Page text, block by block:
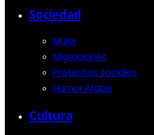
Sociedad
Mujer
Migraciones
Protestas sociales
Humor Árabe
Cultura